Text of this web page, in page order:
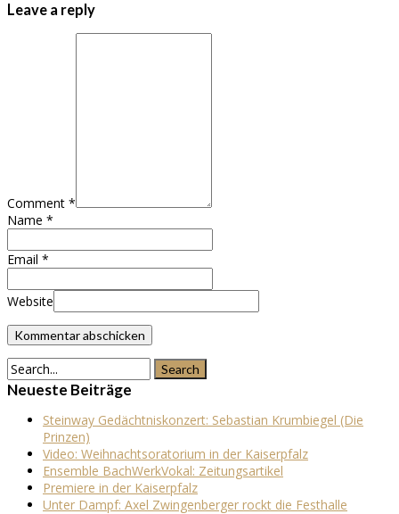
Leave a reply
Comment *
Name *
Email *
Website
Neueste Beiträge
Steinway Gedächtniskonzert: Sebastian Krumbiegel (Die
Prinzen)
Video: Weihnachtsoratorium in der Kaiserpfalz
Ensemble BachWerkVokal: Zeitungsartikel
Premiere in der Kaiserpfalz
Unter Dampf: Axel Zwingenberger rockt die Festhalle